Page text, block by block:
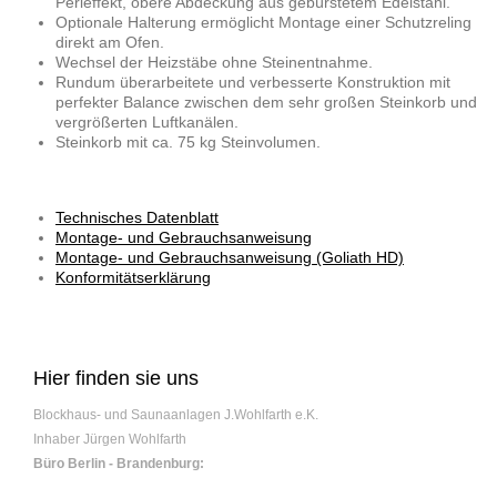
Optionale Halterung ermöglicht Montage einer Schutzreling
direkt am Ofen.
Wechsel der Heizstäbe ohne Steinentnahme.
Rundum überarbeitete und verbesserte Konstruktion mit
perfekter Balance zwischen dem sehr großen Steinkorb und
vergrößerten Luftkanälen.
Steinkorb mit ca. 75 kg Steinvolumen.
Technisches Datenblatt
Montage- und Gebrauchsanweisung
Montage- und Gebrauchsanweisung (Goliath HD)
Konformitätserklärung
Hier finden sie uns
Blockhaus- und Saunaanlagen J.Wohlfarth e.K.
Inhaber Jürgen Wohlfarth
Büro Berlin - Brandenburg: